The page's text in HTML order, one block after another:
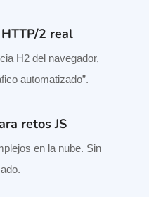
2 real
H2 del navegador,
automatizado”.
retos JS
en la nube. Sin